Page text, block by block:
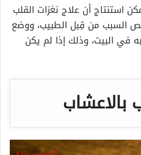
استنتاج أن علاج نغزات القلب
السبب من قِبل الطبيب، ووضع
في البيت، وذلك إذا لم يكن
بالاعشاب